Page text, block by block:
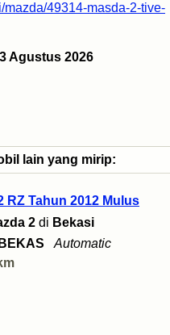
49314-masda-2-tive-
3 Agustus 2026
lain yang mirip:
RZ Tahun 2012 Mulus
2 di Bekasi
Automatic